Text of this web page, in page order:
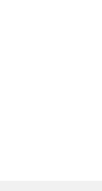
אילת 27/03/2018